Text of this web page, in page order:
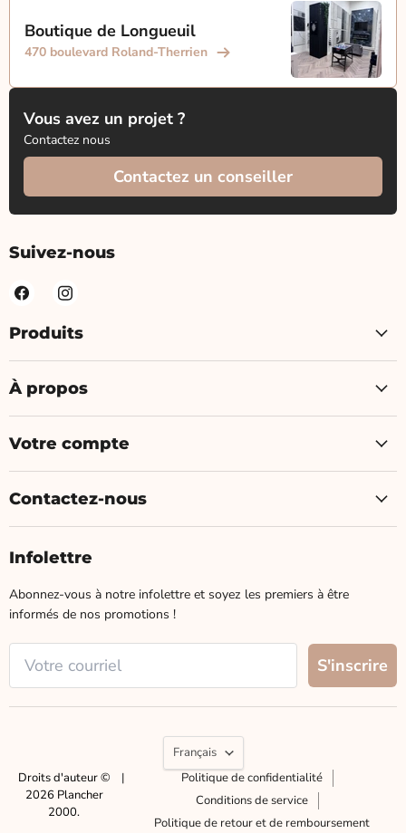
Boutique de Longueuil
470 boulevard Roland-Therrien
Vous avez un projet ?
Contactez nous
Contactez un conseiller
Suivez-nous
Produits
À propos
Votre compte
Contactez-nous
Infolettre
Abonnez-vous à notre infolettre et soyez les premiers à être
informés de nos promotions !
Langue
Français
Droits d'auteur ©
2026 Plancher
2000.
|
Politique de confidentialité
Conditions de service
Politique de retour et de remboursement